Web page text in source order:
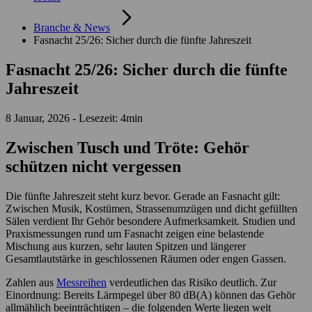
Branche & News
Fasnacht 25/26: Sicher durch die fünfte Jahreszeit
Fasnacht 25/26: Sicher durch die fünfte
Jahreszeit
8 Januar, 2026 - Lesezeit: 4min
Zwischen Tusch und Tröte: Gehör
schützen nicht vergessen
Die fünfte Jahreszeit steht kurz bevor. Gerade an Fasnacht gilt:
Zwischen Musik, Kostümen, Strassenumzügen und dicht gefüllten
Sälen verdient Ihr Gehör besondere Aufmerksamkeit. Studien und
Praxismessungen rund um Fasnacht zeigen eine belastende
Mischung aus kurzen, sehr lauten Spitzen und längerer
Gesamtlautstärke in geschlossenen Räumen oder engen Gassen.
Zahlen aus Messreihen verdeutlichen das Risiko deutlich. Zur
Einordnung: Bereits Lärmpegel über 80 dB(A) können das Gehör
allmählich beeinträchtigen – die folgenden Werte liegen weit